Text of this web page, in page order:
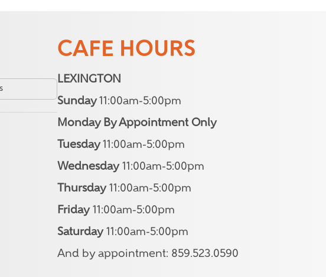
CAFE HOURS
LEXINGTON
Sunday11:00am-5:00pm
Monday By Appointment Only
Tuesday11:00am-5:00pm
Wednesday11:00am-5:00pm
Thursday11:00am-5:00pm
Friday11:00am-5:00pm
Saturday11:00am-5:00pm
And by appointment: 859.523.0590